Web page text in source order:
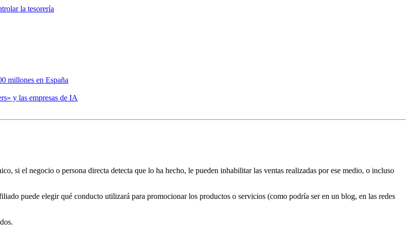
la tesorería
millones en España
y las empresas de IA
si el negocio o persona directa detecta que lo ha hecho, le pueden inhabilitar las ventas realizadas por ese medio, o incluso
puede elegir qué conducto utilizará para promocionar los productos o servicios (como podría ser en un blog, en las redes